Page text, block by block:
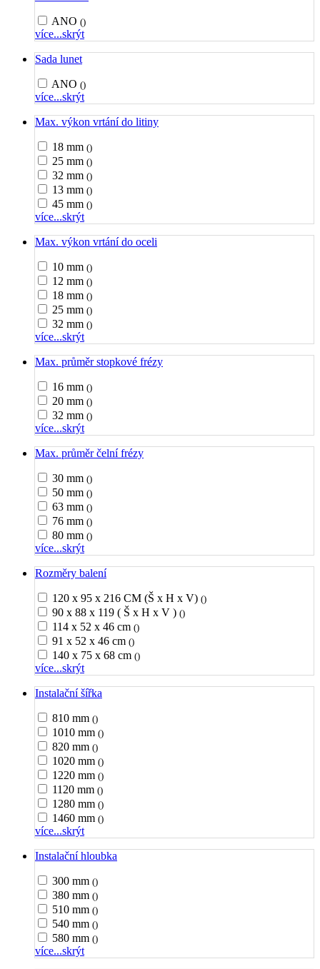
ANO ()
více...skrýt
Sada lunet
ANO ()
více...skrýt
Max. výkon vrtání do litiny
18 mm ()
25 mm ()
32 mm ()
13 mm ()
45 mm ()
více...skrýt
Max. výkon vrtání do oceli
10 mm ()
12 mm ()
18 mm ()
25 mm ()
32 mm ()
více...skrýt
Max. průměr stopkové frézy
16 mm ()
20 mm ()
32 mm ()
více...skrýt
Max. průměr čelní frézy
30 mm ()
50 mm ()
63 mm ()
76 mm ()
80 mm ()
více...skrýt
Rozměry balení
120 x 95 x 216 CM (Š x H x V) ()
90 x 88 x 119 ( Š x H x V ) ()
114 x 52 x 46 cm ()
91 x 52 x 46 cm ()
140 x 75 x 68 cm ()
více...skrýt
Instalační šířka
810 mm ()
1010 mm ()
820 mm ()
1020 mm ()
1220 mm ()
1120 mm ()
1280 mm ()
1460 mm ()
více...skrýt
Instalační hloubka
300 mm ()
380 mm ()
510 mm ()
540 mm ()
580 mm ()
více...skrýt